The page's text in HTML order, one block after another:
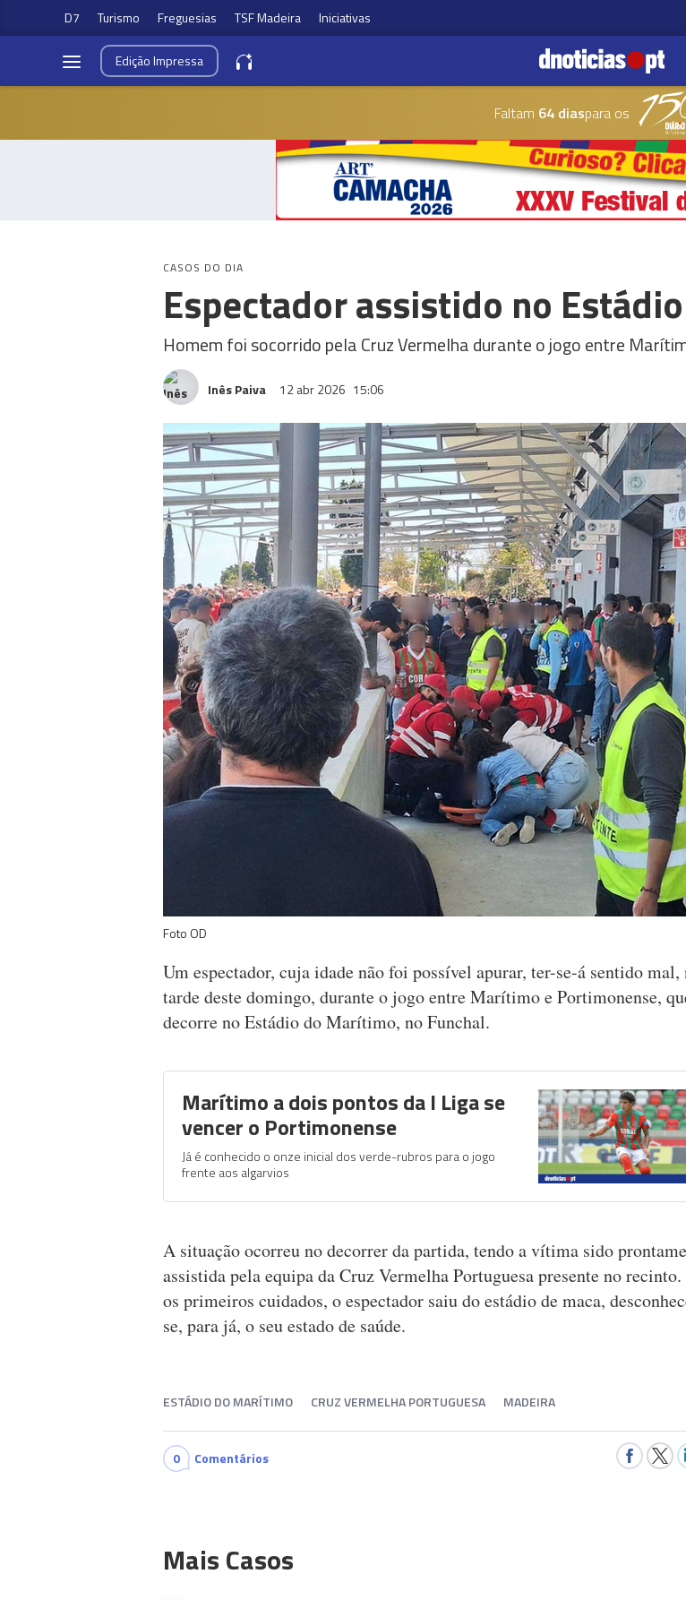
D7 Turismo Freguesias TSF Madeira Iniciativas
EdiçãoImpressa
Faltam 64 diaspara os
CASOS DO DIA
Espectador assistido no
Homem foi socorrido pela Cruz Vermelha durante o jogo entre
Inês Paiva 12 abr 2026 15:06
Foto OD
Um espectador, cuja idade não foi possível apurar, ter-se-á sentido mal,
tarde deste domingo, durante o jogo entre Marítimo e Portimonense,
decorre no Estádio do Marítimo, no Funchal.
Marítimo a dois pontos da I Liga se
vencer o Portimonense
Já é conhecido o onze inicial dos verde-rubros para o jogo
frente aos algarvios
A situação ocorreu no decorrer da partida, tendo a vítima sido
assistida pela equipa da Cruz Vermelha Portuguesa presente no
os primeiros cuidados, o espectador saiu do estádio de maca,
se, para já, o seu estado de saúde.
ESTÁDIO DO MARÍTIMO CRUZ VERMELHA PORTUGUESA MADEIRA
0 Comentários
Mais Casos